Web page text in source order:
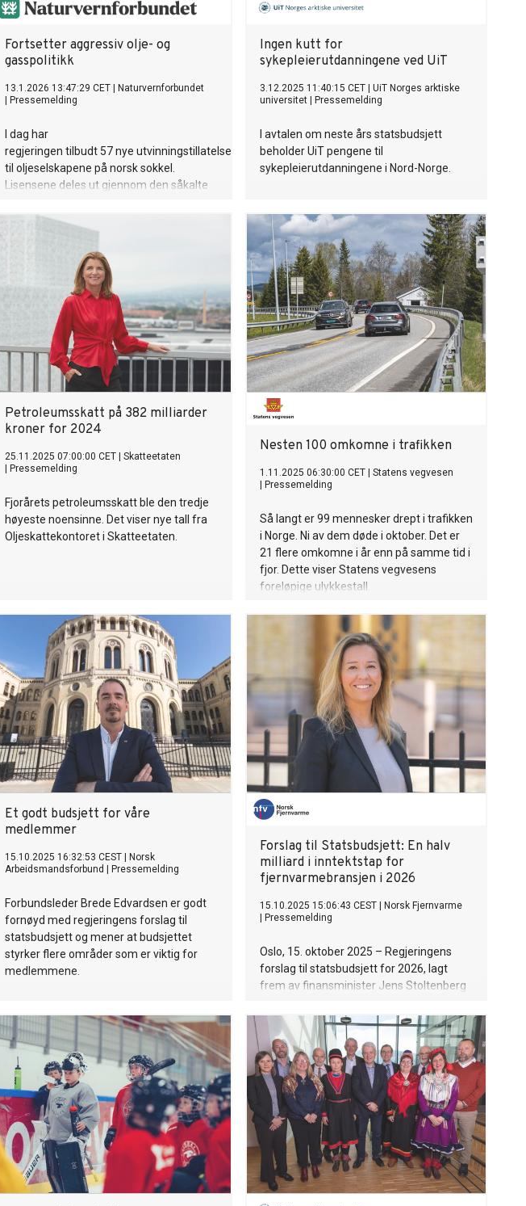
Fortsetter aggressiv olje- og
gasspolitikk
13.1.2026 13:47:29 CET
Naturvernforbundet
Pressemelding
I dag har
regjeringen tilbudt 57 nye utvinningstillatelser
til oljeselskapene på norsk sokkel.
Lisensene deles ut gjennom den såkalte
oljeutvinning som Naturvernforbundet
regjeringen å utvide TFO-ordningen med
70 blokker i neste runde.
Ingen kutt for
sykepleierutdanningene ved UiT
3.12.2025 11:40:15 CET
UiT Norges arktiske
universitet
Pressemelding
I avtalen om neste års statsbudsjett
beholder UiT pengene til
sykepleierutdanningene i Nord-Norge.
Petroleumsskatt på 382 milliarder
kroner for 2024
25.11.2025 07:00:00 CET
Skatteetaten
Pressemelding
Fjorårets petroleumsskatt ble den tredje
høyeste noensinne. Det viser nye tall fra
Oljeskattekontoret i Skatteetaten.
Nesten 100 omkomne i trafikken
1.11.2025 06:30:00 CET
Statens vegvesen
Pressemelding
Så langt er 99 mennesker drept i trafikken
i Norge. Ni av dem døde i oktober. Det er
21 flere omkomne i år enn på samme tid i
fjor. Dette viser Statens vegvesens
foreløpige ulykkestall.
Et godt budsjett for våre
medlemmer
15.10.2025 16:32:53 CEST
Norsk
Arbeidsmandsforbund
Pressemelding
Forbundsleder Brede Edvardsen er godt
fornøyd med regjeringens forslag til
statsbudsjett og mener at budsjettet
styrker flere områder som er viktig for
medlemmene.
Forslag til Statsbudsjett: En halv
milliard i inntektstap for
fjernvarmebransjen i 2026
15.10.2025 15:06:43 CEST
Norsk Fjernvarme
Pressemelding
Oslo, 15. oktober 2025 – Regjeringens
forslag til statsbudsjett for 2026, lagt
frem av finansminister Jens Stoltenberg
en halv milliard kroner for
fjernvarmebransjen neste år. Dette
kommer på toppen av krevende
rammevilkår og en avgift på
avfallsforbrenningsanlegg på 690
millioner kroner i 2026.